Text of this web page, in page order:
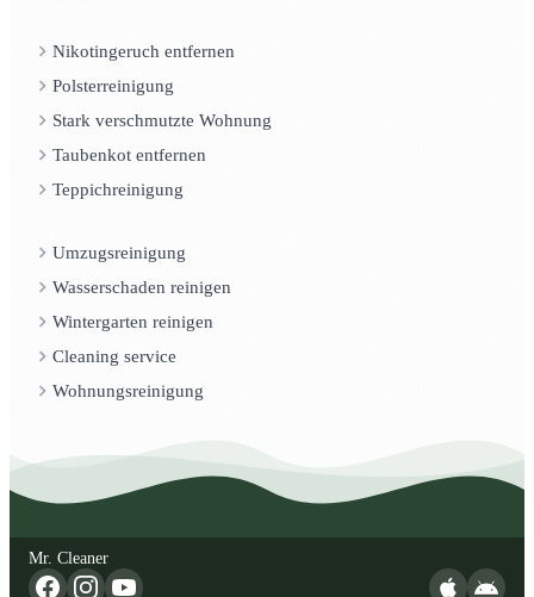
Nikotingeruch entfernen
Polsterreinigung
Stark verschmutzte Wohnung
Taubenkot entfernen
Teppichreinigung
Umzugsreinigung
Wasserschaden reinigen
Wintergarten reinigen
Cleaning service
Wohnungsreinigung
Mr. Cleaner